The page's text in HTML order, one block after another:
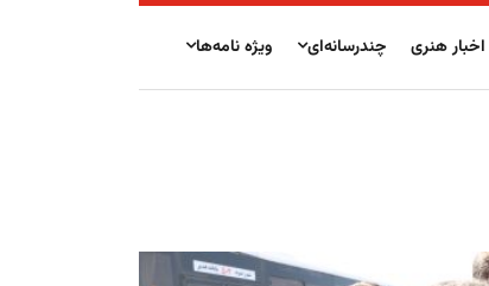
اخبار هنری چندرسانه‌ای ویژه نامه‌ها